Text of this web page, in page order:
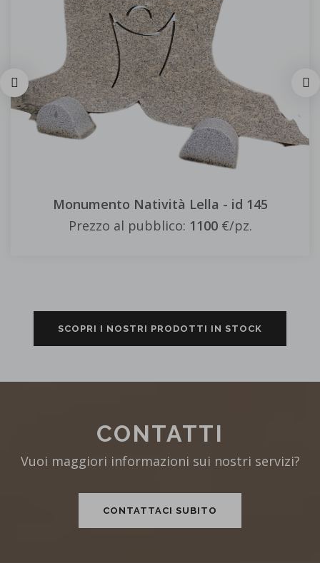
Funeraria - id 12
Prezzo a richiesta
SCOPRI I NOSTRI PRODOTTI IN STOCK
CONTATTI
Vuoi maggiori informazioni sui nostri servizi?
CONTATTACI SUBITO